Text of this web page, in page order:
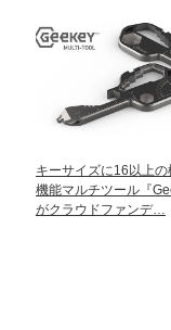
キーサイズに16以上の
機能マルチツール『
がクラウドファンデ…